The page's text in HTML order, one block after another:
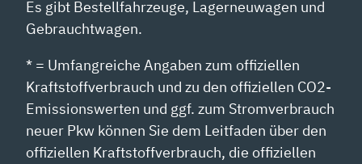
Es gibt Bestellfahrzeuge, Lagerneuwagen und
Gebrauchtwagen.
* = Umfangreiche Angaben zum offiziellen
Kraftstoffverbrauch und zu den offiziellen CO2-
Emissionswerten und ggf. zum Stromverbrauch
neuer Pkw können Sie dem Leitfaden über den
offiziellen Kraftstoffverbrauch, die offiziellen